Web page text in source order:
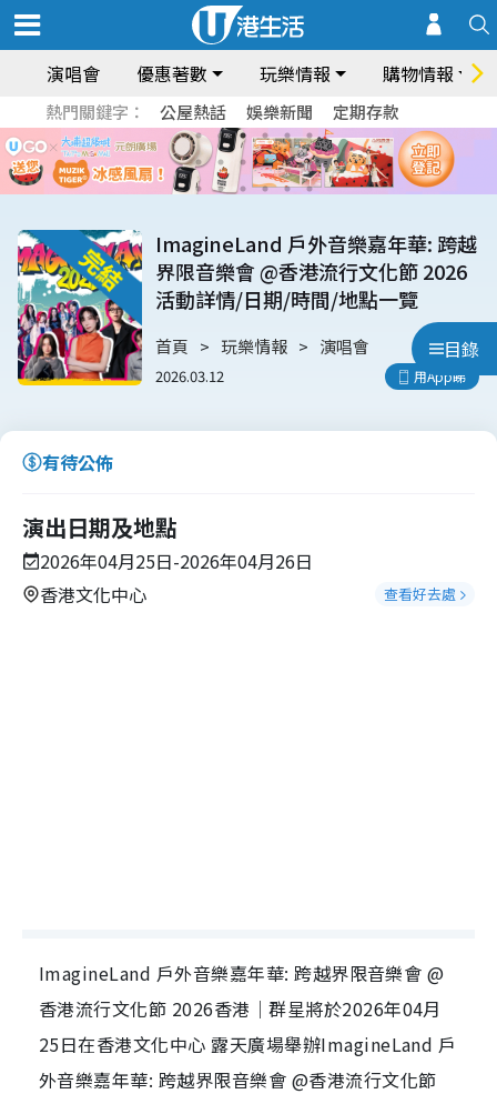
演唱會 優惠著數 玩樂情報 購物情報
熱門關鍵字： 公屋熱話 娛樂新聞 定期存款
目錄
ImagineLand 戶外音樂嘉年華: 跨越
界限音樂會 @香港流行文化節 2026
活動詳情/日期/時間/地點一覽
首頁 玩樂情報 演唱會
2026.03.12 用App睇
有待公佈
演出日期及地點
2026年04月25日-2026年04月26日
香港文化中心
查看好去處
ImagineLand 戶外音樂嘉年華: 跨越界限音樂會 @
香港流行文化節 2026香港｜群星將於2026年04月
25日在香港文化中心 露天廣場舉辦ImagineLand 戶
外音樂嘉年華: 跨越界限音樂會 @香港流行文化節